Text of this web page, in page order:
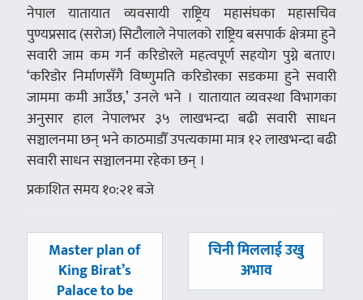
नेपाल यातायात व्यवसायी राष्ट्रिय महासंघका महासचिव
पुण्यप्रसाद (सरोज) सिटौलाले नेपालको राष्ट्रिय बसपार्क क्षेत्रमा हुने
सवारी जाम कम गर्न करिडोरले महत्वपूर्ण सहयोग पुग्ने बताए।
‘करिडोर निर्माणसँगै विष्णुमति करिडोरका सडकमा हुने सवारी
जाममा कमी आउँछ,’ उनले भने । यातायात व्यवस्था विभागका
अनुसार हाल नेपालभर ३५ लाखभन्दा बढी सवारी साधन
सञ्चालनमा छन् भने काठमाडौँ उपत्यकामा मात्र १२ लाखभन्दा बढी
सवारी साधन सञ्चालनमा रहेका छन् ।
प्रकाशित समय १०:२१ बजे
पछिल्लाे
Master plan of
King Birat’s
Palace to be
अघिल्लाे
चिनी मिललाई उखु
अभाव